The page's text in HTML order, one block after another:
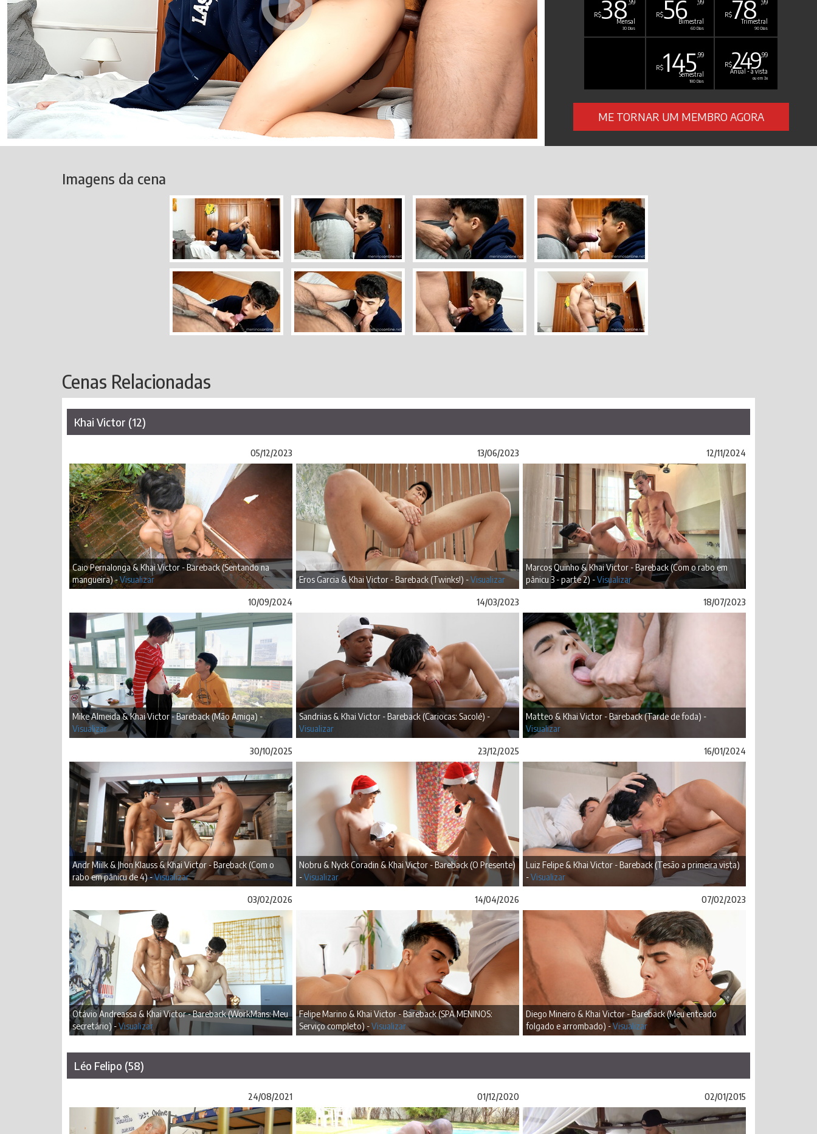
R$38 ,99
Mensal
30 Dias
R$56 ,99
Bimestral
60 Dias
R$78 ,99
Trimestral
90 Dias
R$145,99
Semestral
180 Dias
R$249,99
Anual - à vista
ou em 3x
ME TORNAR UM MEMBRO AGORA
Imagens da cena
Cenas Relacionadas
Khai Victor (12)
05/12/2023
Caio Pernalonga & Khai Victor - Bareback (Sentando na
mangueira) -Visualizar
13/06/2023
Eros Garcia & Khai Victor - Bareback (Twinks!) -Visualizar
12/11/2024
Marcos Quinho & Khai Victor - Bareback (Com o rabo em
pânicu 3 - parte 2) -Visualizar
10/09/2024
Mike Almeida & Khai Victor - Bareback (Mão Amiga) -
Visualizar
14/03/2023
Sandriias & Khai Victor - Bareback (Cariocas: Sacolé) -
Visualizar
18/07/2023
Matteo & Khai Victor - Bareback (Tarde de foda) -
Visualizar
30/10/2025
Andr Miilk & Jhon Klauss & Khai Victor - Bareback (Com o
rabo em pânicu de 4) -Visualizar
23/12/2025
Nobru & Nyck Coradin & Khai Victor - Bareback (O Presente)
-Visualizar
16/01/2024
Luiz Felipe & Khai Victor - Bareback (Tesão a primeira vista)
-Visualizar
03/02/2026
Otávio Andreassa & Khai Victor - Bareback (WorkMans: Meu
secretário) -Visualizar
14/04/2026
Felipe Marino & Khai Victor - Bareback (SPA MENINOS:
Serviço completo) -Visualizar
07/02/2023
Diego Mineiro & Khai Victor - Bareback (Meu enteado
folgado e arrombado) -Visualizar
Léo Felipo (58)
24/08/2021 01/12/2020 02/01/2015